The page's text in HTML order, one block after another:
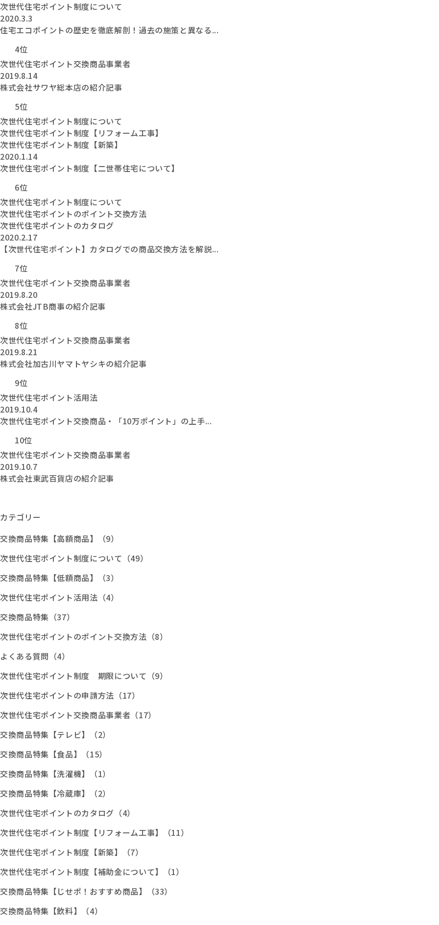
次世代住宅ポイント制度について
2020.3.3
住宅エコポイントの歴史を徹底解剖！過去の施策と異なる...
4位
次世代住宅ポイント交換商品事業者
2019.8.14
株式会社サワヤ総本店の紹介記事
5位
次世代住宅ポイント制度について
次世代住宅ポイント制度【リフォーム工事】
次世代住宅ポイント制度【新築】
2020.1.14
次世代住宅ポイント制度【二世帯住宅について】
6位
次世代住宅ポイント制度について
次世代住宅ポイントのポイント交換方法
次世代住宅ポイントのカタログ
2020.2.17
【次世代住宅ポイント】カタログでの商品交換方法を解説...
7位
次世代住宅ポイント交換商品事業者
2019.8.20
株式会社JTB商事の紹介記事
8位
次世代住宅ポイント交換商品事業者
2019.8.21
株式会社加古川ヤマトヤシキの紹介記事
9位
次世代住宅ポイント活用法
2019.10.4
次世代住宅ポイント交換商品・「10万ポイント」の上手...
10位
次世代住宅ポイント交換商品事業者
2019.10.7
株式会社東武百貨店の紹介記事
カテゴリー
交換商品特集【高額商品】（9）
次世代住宅ポイント制度について（49）
交換商品特集【低額商品】（3）
次世代住宅ポイント活用法（4）
交換商品特集（37）
次世代住宅ポイントのポイント交換方法（8）
よくある質問（4）
次世代住宅ポイント制度 期限について（9）
次世代住宅ポイントの申請方法（17）
次世代住宅ポイント交換商品事業者（17）
交換商品特集【テレビ】（2）
交換商品特集【食品】（15）
交換商品特集【洗濯機】（1）
交換商品特集【冷蔵庫】（2）
次世代住宅ポイントのカタログ（4）
次世代住宅ポイント制度【リフォーム工事】（11）
次世代住宅ポイント制度【新築】（7）
次世代住宅ポイント制度【補助金について】（1）
交換商品特集【じせポ！おすすめ商品】（33）
交換商品特集【飲料】（4）